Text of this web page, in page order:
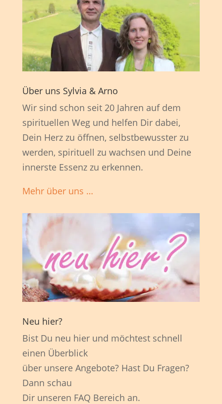
Über uns Sylvia & Arno
Wir sind schon seit 20 Jahren auf dem
spirituellen Weg und helfen Dir dabei,
Dein Herz zu öffnen, selbstbewusster zu
werden, spirituell zu wachsen und Deine
innerste Essenz zu erkennen.
Mehr über uns …
Neu hier?
Bist Du neu hier und möchtest schnell
einen Überblick
über unsere Angebote? Hast Du Fragen?
Dann schau
Dir unseren FAQ Bereich an.